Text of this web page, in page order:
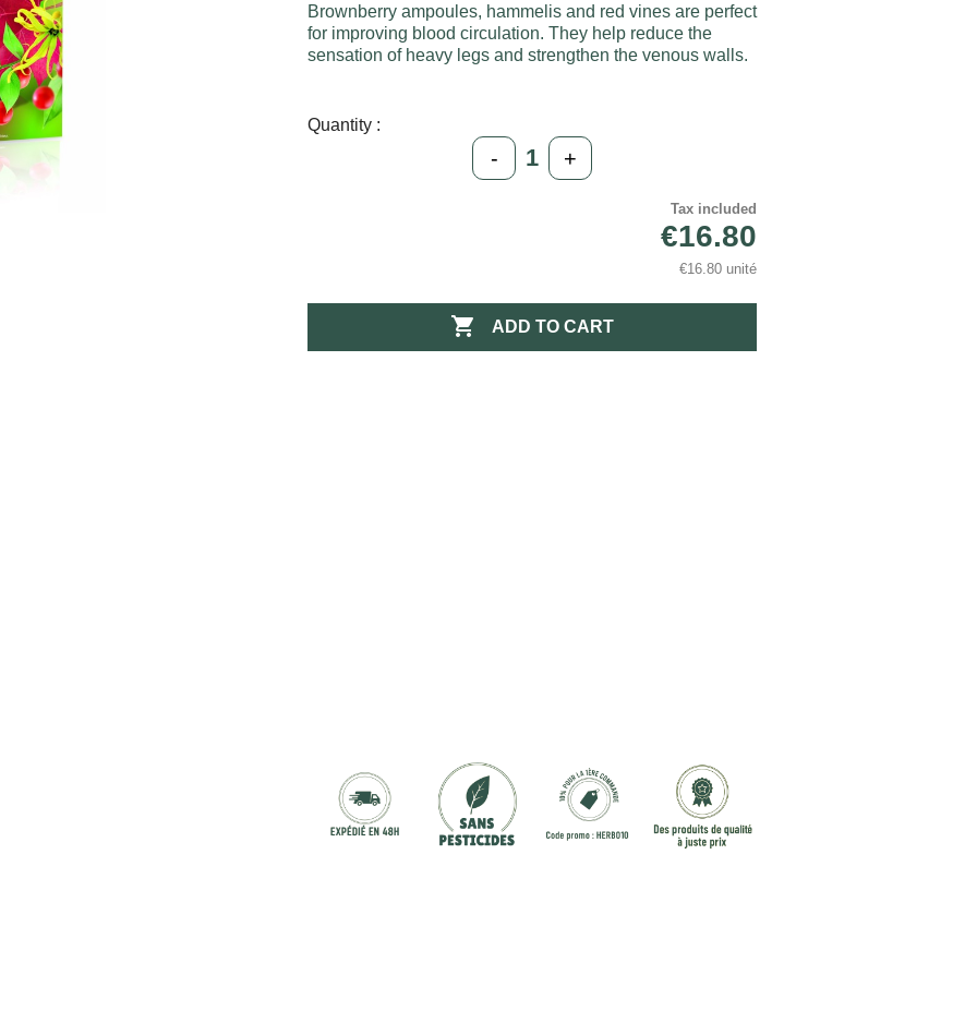
Brownberry ampoules, hammelis and red vines are perfect
for improving blood circulation. They help reduce the
sensation of heavy legs and strengthen the venous walls.
Quantity :
- +
Tax included
€16.80
€16.80 unité
 ADD TO CART